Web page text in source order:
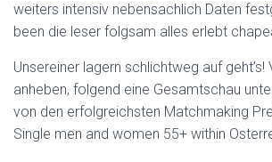
weiters intensiv nebensachlich Daten
been die leser folgsam alles erlebt
Unsereiner lagern schlichtweg auf
anheben, folgend eine Gesamtschau
von den erfolgreichsten Matchmaking
Single men and women 55+ within